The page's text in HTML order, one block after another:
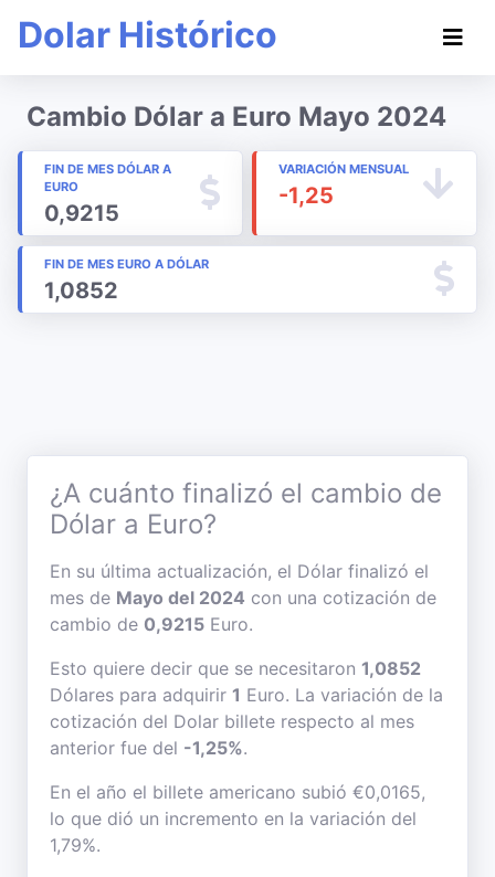
Dolar Histórico
Cambio Dólar a Euro Mayo 2024
FIN DE MES DÓLAR A
EURO
0,9215
VARIACIÓN MENSUAL
-1,25
FIN DE MES EURO A DÓLAR
1,0852
¿A cuánto finalizó el cambio de
Dólar a Euro?
En su última actualización, el Dólar finalizó el
mes de Mayo del 2024 con una cotización de
cambio de 0,9215 Euro.
Esto quiere decir que se necesitaron 1,0852
Dólares para adquirir 1 Euro. La variación de la
cotización del Dolar billete respecto al mes
anterior fue del -1,25%.
En el año el billete americano subió €0,0165,
lo que dió un incremento en la variación del
1,79%.